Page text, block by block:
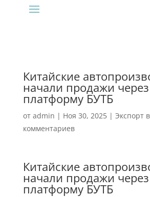
Китайские
начали продажи через
платформу БУТБ
от admin | Ноя 30, 2025| Экспорт
комментариев
Китайские
начали продажи через
платформу БУТБ